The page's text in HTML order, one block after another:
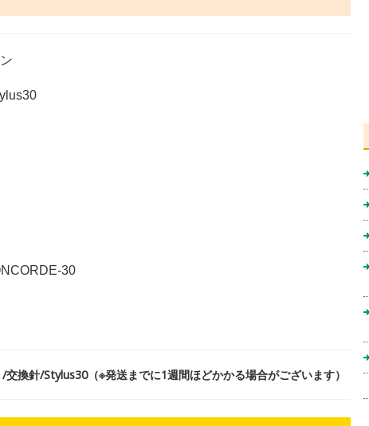
30
換針/Stylus30（※発送までに1週間ほどかかる場合がございます）